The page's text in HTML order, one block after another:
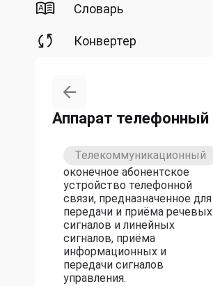
Словарь
Конвертер
Аппарат телефонный
Телекоммуникационный
оконечное абонентское
устройство телефонной
связи, предназначенное для
передачи и приёма речевых
сигналов и линейных
сигналов, приёма
информационных и
передачи сигналов
управления.